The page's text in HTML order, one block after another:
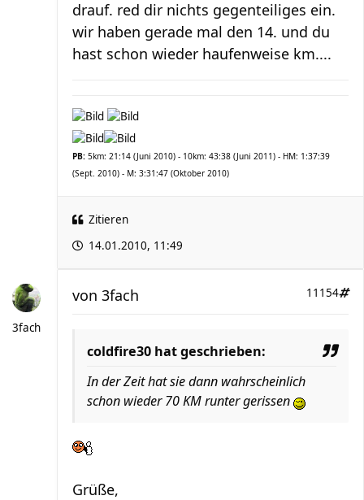
drauf. red dir nichts gegenteiliges ein.
wir haben gerade mal den 14. und du
hast schon wieder haufenweise km....
PB: 5km: 21:14 (Juni 2010) - 10km: 43:38 (Juni 2011) - HM: 1:37:39
(Sept. 2010) - M: 3:31:47 (Oktober 2010)
Zitieren
14.01.2010, 11:49
3fach
11154
von 3fach
coldfire30 hat geschrieben:
In der Zeit hat sie dann wahrscheinlich
schon wieder 70 KM runter gerissen
Grüße,